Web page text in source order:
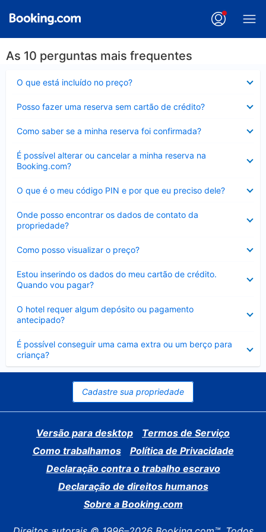
As 10 perguntas mais frequentes
O que está incluído no preço?
Posso fazer uma reserva sem cartão de crédito?
Como saber se a minha reserva foi confirmada?
É possível alterar ou cancelar a minha reserva na
Booking.com?
Contraído
O que é o meu código PIN e por que eu preciso dele?
Onde posso encontrar os dados de contato da
propriedade?
Como posso visualizar o preço?
Estou inserindo os dados do meu cartão de crédito.
Quando vou pagar?
O hotel requer algum depósito ou pagamento
antecipado?
É possível conseguir uma cama extra ou um berço para
criança?
Contraído
Cadastre sua propriedade
Versão para desktop
Termos de Serviço
Como trabalhamos
Política de Privacidade
Declaração contra o trabalho escravo
Declaração de direitos humanos
Sobre a Booking.com